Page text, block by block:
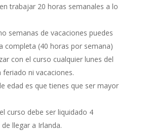
trabajar 20 horas semanales a lo
semanas de vacaciones puedes
completa (40 horas por semana)
con el curso cualquier lunes del
feriado ni vacaciones.
edad es que tienes que ser mayor
curso debe ser liquidado 4
llegar a Irlanda.